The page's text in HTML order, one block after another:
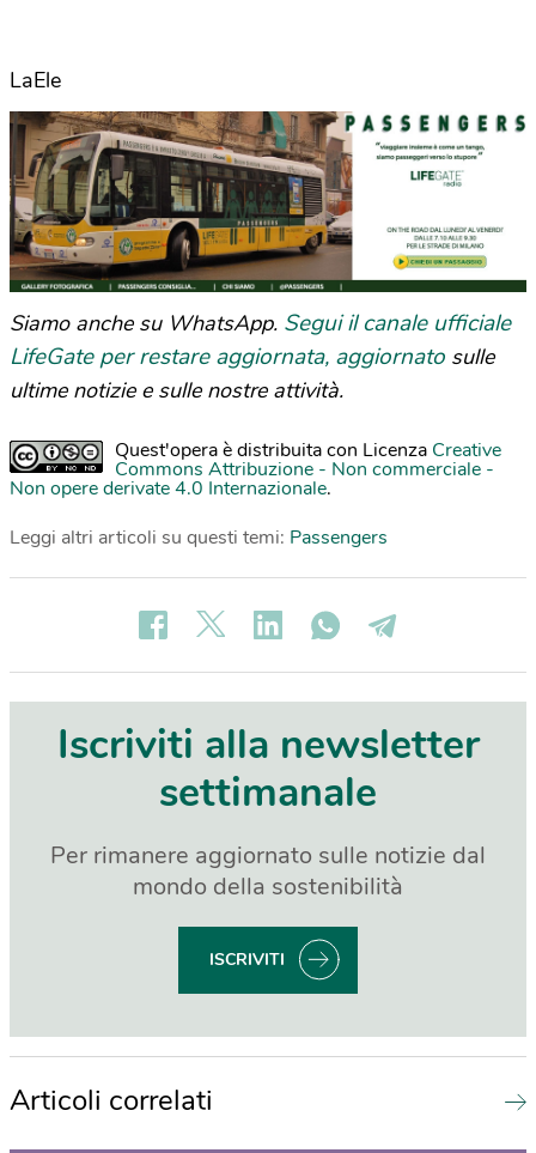
LaEle
Siamo anche su WhatsApp. Segui il canale ufficiale
LifeGate per restare aggiornata, aggiornato sulle
ultime notizie e sulle nostre attività.
Quest'opera è distribuita con Licenza Creative
Commons Attribuzione - Non commerciale -
Non opere derivate 4.0 Internazionale.
Leggi altri articoli su questi temi: Passengers
Iscriviti alla newsletter
settimanale
Per rimanere aggiornato sulle notizie dal
mondo della sostenibilità
ISCRIVITI
Articoli correlati